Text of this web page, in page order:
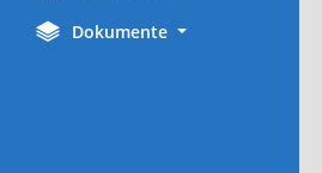
Dokumente